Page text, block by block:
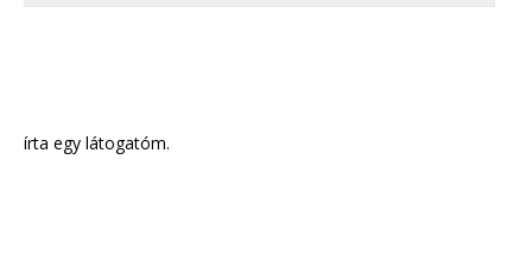
írta egy látogatóm.